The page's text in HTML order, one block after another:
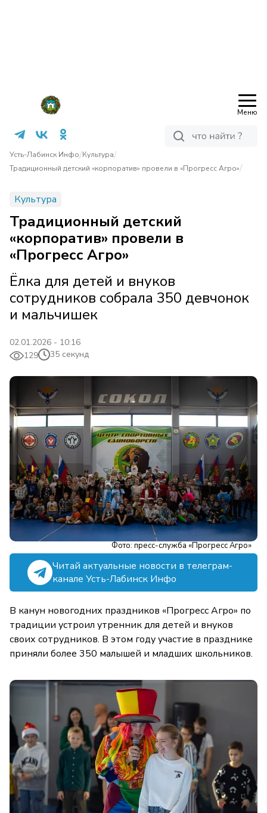
Меню
Усть-Лабинск Инфо/Культура/
Традиционный детский «корпоратив» провели в «Прогресс Агро»/
Культура
Традиционный детский
«корпоратив» провели в
«Прогресс Агро»
Ёлка для детей и внуков
сотрудников собрала 350 девчонок
и мальчишек
02.01.2026 - 10:16
129
35 секунд
Фото: пресс-служба «Прогресс Агро»
Читай актуальные новости в телеграм-
канале Усть-Лабинск Инфо
В канун новогодних праздников «Прогресс Агро» по
традиции устроил утренник для детей и внуков
своих сотрудников. В этом году участие в празднике
приняли более 350 малышей и младших школьников.